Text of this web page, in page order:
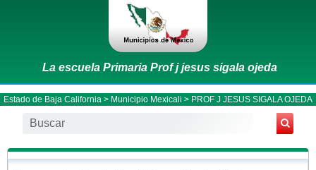
La escuela Primaria Prof j jesus sigala ojeda
Estado de Baja California > Municipio Mexicali > PROF J JESUS SIGALA OJEDA